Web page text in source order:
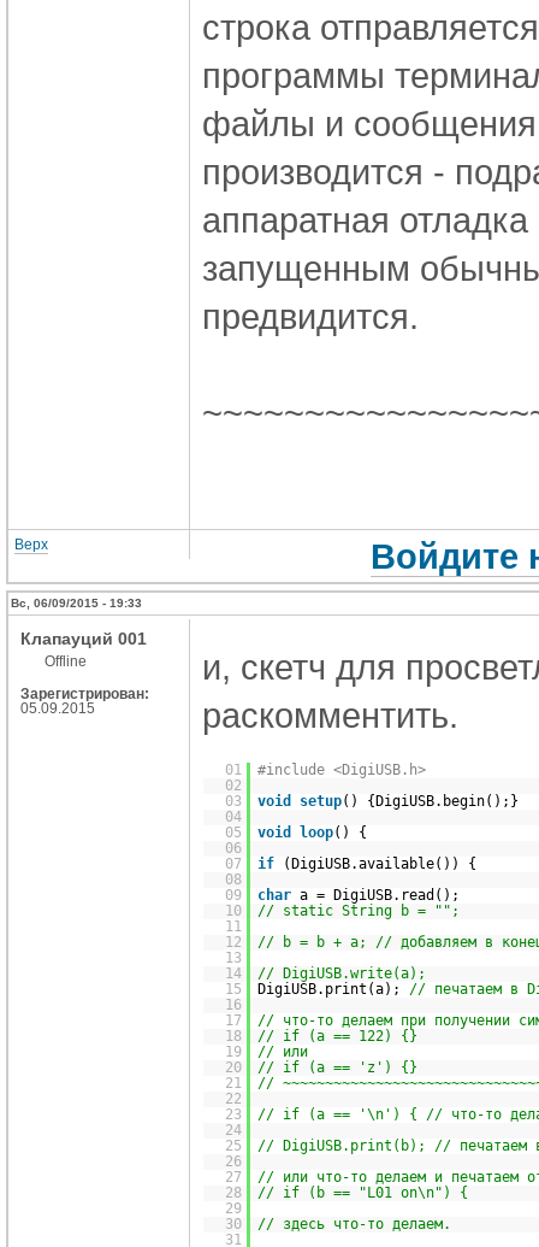
строка
программы
файлы и
производится -
аппаратная
запущенным
предвидится.
Верх Войдите
Вс, 06/09/2015 - 19:33
Клапауций 001
Offline
Зарегистрирован:
05.09.2015
и, скетч для
раскомментить.
01
#include <DigiUSB.h>
02
03
void setup() {DigiUSB.begin();}
04
05
void loop() {
06
07
if
(DigiUSB.available()) {
08
09
char a = DigiUSB.read();
10
// static String b = "";
11
12
// b = b + a; // добавляем в конец
13
14
// DigiUSB.write(a);
15
DigiUSB.print(a); // печатаем в
16
17
// что-то делаем при получении
18
// if (a == 122) {}
19
// или
20
// if (a == 'z') {}
21
//
22
23
// if (a == '\n') { // что-то делаем
24
25
// DigiUSB.print(b); // печатаем в
26
27
// или что-то делаем и печатаем
28
// if (b == "L01 on\n") {
29
30
// здесь что-то делаем.
31